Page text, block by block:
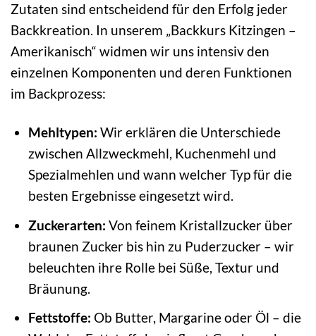
Zutaten sind entscheidend für den Erfolg jeder
Backkreation. In unserem „Backkurs Kitzingen –
Amerikanisch“ widmen wir uns intensiv den
einzelnen Komponenten und deren Funktionen
im Backprozess:
Mehltypen: Wir erklären die Unterschiede
zwischen Allzweckmehl, Kuchenmehl und
Spezialmehlen und wann welcher Typ für die
besten Ergebnisse eingesetzt wird.
Zuckerarten: Von feinem Kristallzucker über
braunen Zucker bis hin zu Puderzucker – wir
beleuchten ihre Rolle bei Süße, Textur und
Bräunung.
Fettstoffe: Ob Butter, Margarine oder Öl – die